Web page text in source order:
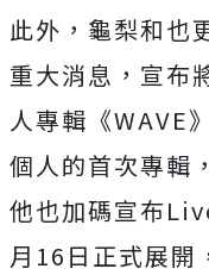
此外，龜梨和也
重大消息， 宣布
人專輯《WAVE
個人的首次專輯
他也加碼宣布
月16日正式展開